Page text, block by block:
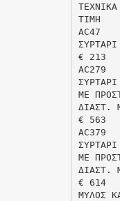
TEXNIKA
TIMH
AC47
€ 213
AC279
ΜΕ
ΔIAΣT.
€ 563
AC379
ΜΕ
ΔIAΣT.
€ 614
ΜΥΛOΣ